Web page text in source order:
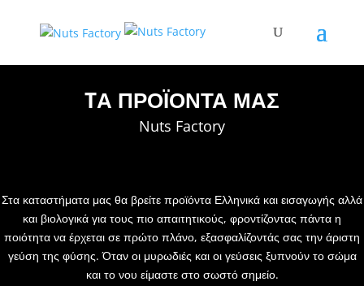
TΑ ΠΡΟΪΟΝΤΑ ΜΑΣ
Nuts Factory
Στα καταστήματα μας θα βρείτε προϊόντα Ελληνικά και εισαγωγής αλλά
και βιολογικά για τους πιο απαιτητικούς, φροντίζοντας πάντα η
ποιότητα να έρχεται σε πρώτο πλάνο, εξασφαλίζοντάς σας την άριστη
γεύση της φύσης. Όταν οι μυρωδιές και οι γεύσεις ξυπνούν το σώμα
και το νου είμαστε στο σωστό σημείο.